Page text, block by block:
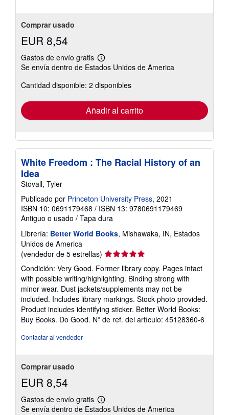
Comprar usado
EUR 8,54
Gastos de envío gratis
Más
información
las
tarifas
envío
Se envía dentro de Estados Unidos de America
Cantidad disponible: 2 disponibles
Añadir al carrito
White Freedom : The Racial History of an
Idea
Stovall, Tyler
Publicado por Princeton University Press, 2021
ISBN 10: 0691179468 / ISBN 13: 9780691179469
Antiguo o usado / Tapa dura
Librería: Better World Books, Mishawaka, IN, Estados
Unidos de America
(vendedor de 5 estrellas) Calificación
vendedor:
5
de
5
estrellas
Condición: Very Good. Former library copy. Pages intact
with possible writing/highlighting. Binding strong with
minor wear. Dust jackets/supplements may not be
included. Includes library markings. Stock photo provided.
Product includes identifying sticker. Better World Books:
Buy Books. Do Good. Nº de ref. del artículo: 45128360-6
Contactar al vendedor
Comprar usado
EUR 8,54
Gastos de envío gratis
Más
información
Se envía dentro de Estados Unidos de America